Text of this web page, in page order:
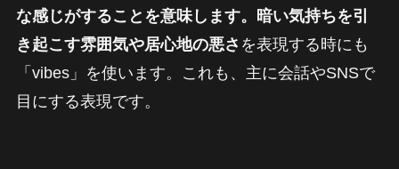
な感じがすることを意味します。暗い気持ちを引
き起こす雰囲気や居心地の悪さ を表現する時にも
「vibes」を使います。これも、主に会話やSNSで
目にする表現です。